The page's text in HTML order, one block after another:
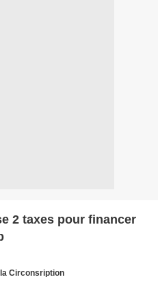
2 taxes pour financer
la Circonsription